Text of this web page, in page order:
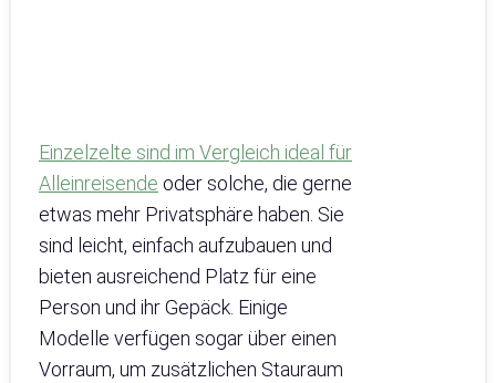
Einzelzelte sind im Vergleich ideal für
Alleinreisende oder solche, die gerne
etwas mehr Privatsphäre haben. Sie
sind leicht, einfach aufzubauen und
bieten ausreichend Platz für eine
Person und ihr Gepäck. Einige
Modelle verfügen sogar über einen
Vorraum, um zusätzlichen Stauraum